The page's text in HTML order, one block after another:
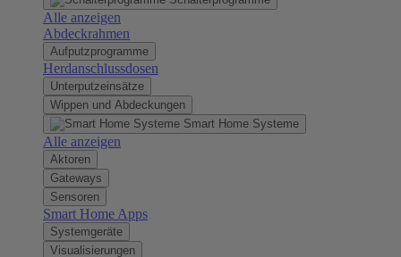
Alle anzeigen
Abdeckrahmen
Aufputzprogramme
Herdanschlussdosen
Unterputzeinsätze
Wippen und Abdeckungen
Smart Home Systeme
Alle anzeigen
Aktoren
Gateways
Sensoren
Smart Home Apps
Systemgeräte
Visualisierungen